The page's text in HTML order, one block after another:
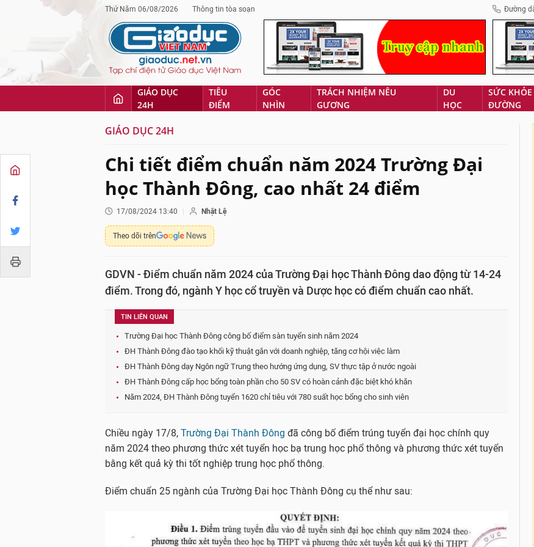
Thứ Năm 06/08/2026 Thông tin tòa soạn Đường
GIÁO DỤC
24H
TIÊU
ĐIỂM
GÓC
NHÌN
TRÁCH NHIỆM NÊU
GƯƠNG
DU
HỌC
SỨC
ĐƯỜNG
GIÁO DỤC 24H
Chi tiết điểm chuẩn năm 2024 Trường Đại
học Thành Đông, cao nhất 24 điểm
17/08/2024 13:40 Nhật Lệ
Theo dõi trên
GDVN - Điểm chuẩn năm 2024 của Trường Đại học Thành Đông dao động từ 14-24
điểm. Trong đó, ngành Y học cổ truyền và Dược học có điểm chuẩn cao nhất.
TIN LIÊN QUAN
Trường Đại học Thành Đông công bố điểm sàn tuyển sinh năm 2024
ĐH Thành Đông đào tạo khối kỹ thuật gắn với doanh nghiệp, tăng cơ hội việc làm
ĐH Thành Đông dạy Ngôn ngữ Trung theo hướng ứng dụng, SV thực tập ở nước ngoài
ĐH Thành Đông cấp học bổng toàn phần cho 50 SV có hoàn cảnh đặc biệt khó khăn
Năm 2024, ĐH Thành Đông tuyển 1620 chỉ tiêu với 780 suất học bổng cho sinh viên
Chiều ngày 17/8, Trường Đại Thành Đông đã công bố điểm trúng tuyển đại học chính quy
năm 2024 theo phương thức xét tuyển học bạ trung học phổ thông và phương thức xét tuyển
bằng kết quả kỳ thi tốt nghiệp trung học phổ thông.
Điểm chuẩn 25 ngành của Trường Đại học Thành Đông cụ thể như sau: